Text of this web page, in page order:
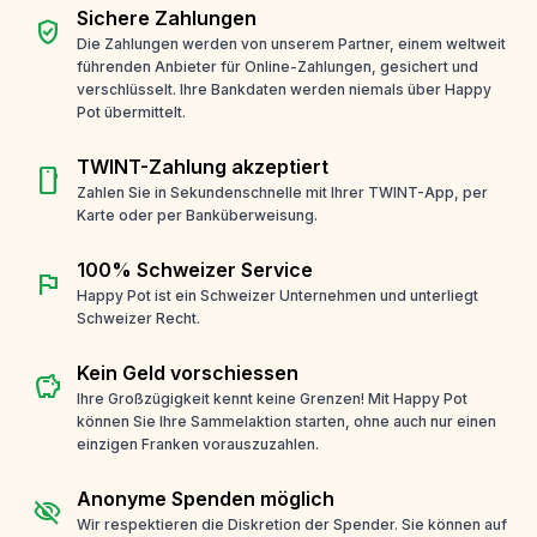
verified_user Sichere Zahlungen
Die Zahlungen werden von unserem Partner, einem weltweit
führenden Anbieter für Online-Zahlungen, gesichert und
verschlüsselt. Ihre Bankdaten werden niemals über Happy
Pot übermittelt.
smartphone TWINT-Zahlung akzeptiert
Zahlen Sie in Sekundenschnelle mit Ihrer TWINT-App, per
Karte oder per Banküberweisung.
flag 100% Schweizer Service
Happy Pot ist ein Schweizer Unternehmen und unterliegt
Schweizer Recht.
savings Kein Geld vorschiessen
Ihre Großzügigkeit kennt keine Grenzen! Mit Happy Pot
können Sie Ihre Sammelaktion starten, ohne auch nur einen
einzigen Franken vorauszuzahlen.
visibility_off Anonyme Spenden möglich
Wir respektieren die Diskretion der Spender. Sie können auf